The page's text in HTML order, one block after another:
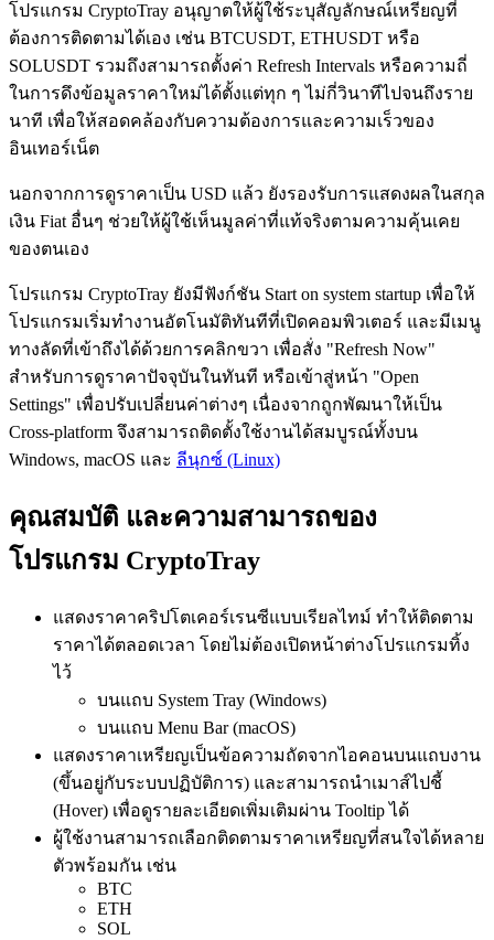
โปรแกรม CryptoTray อนุญาตให้ผู้ใช้ระบุสัญลักษณ์เหรียญที่
ต้องการติดตามได้เอง เช่น BTCUSDT, ETHUSDT หรือ
SOLUSDT รวมถึงสามารถตั้งค่า Refresh Intervals หรือความถี่
ในการดึงข้อมูลราคาใหม่ได้ตั้งแต่ทุก ๆ ไม่กี่วินาทีไปจนถึงราย
นาที เพื่อให้สอดคล้องกับความต้องการและความเร็วของ
อินเทอร์เน็ต
นอกจากการดูราคาเป็น USD แล้ว ยังรองรับการแสดงผลในสกุล
เงิน Fiat อื่นๆ ช่วยให้ผู้ใช้เห็นมูลค่าที่แท้จริงตามความคุ้นเคย
ของตนเอง
โปรแกรม CryptoTray ยังมีฟังก์ชัน Start on system startup เพื่อให้
โปรแกรมเริ่มทำงานอัตโนมัติทันทีที่เปิดคอมพิวเตอร์ และมีเมนู
ทางลัดที่เข้าถึงได้ด้วยการคลิกขวา เพื่อสั่ง "Refresh Now"
สำหรับการดูราคาปัจจุบันในทันที หรือเข้าสู่หน้า "Open
Settings" เพื่อปรับเปลี่ยนค่าต่างๆ เนื่องจากถูกพัฒนาให้เป็น
Cross-platform จึงสามารถติดตั้งใช้งานได้สมบูรณ์ทั้งบน
Windows, macOS และ ลีนุกซ์ (Linux)
คุณสมบัติ และความสามารถของ
โปรแกรม CryptoTray
แสดงราคาคริปโตเคอร์เรนซีแบบเรียลไทม์ ทำให้ติดตาม
ราคาได้ตลอดเวลา โดยไม่ต้องเปิดหน้าต่างโปรแกรมทิ้ง
ไว้
บนแถบ System Tray (Windows)
บนแถบ Menu Bar (macOS)
แสดงราคาเหรียญเป็นข้อความถัดจากไอคอนบนแถบงาน
(ขึ้นอยู่กับระบบปฏิบัติการ) และสามารถนำเมาส์ไปชี้
(Hover) เพื่อดูรายละเอียดเพิ่มเติมผ่าน Tooltip ได้
ผู้ใช้งานสามารถเลือกติดตามราคาเหรียญที่สนใจได้หลาย
ตัวพร้อมกัน เช่น
BTC
ETH
SOL